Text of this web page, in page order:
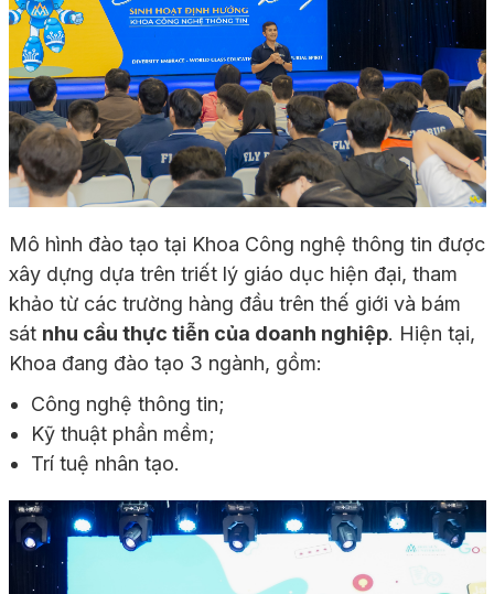
Mô hình đào tạo tại Khoa Công nghệ thông tin được
xây dựng dựa trên triết lý giáo dục hiện đại, tham
khảo từ các trường hàng đầu trên thế giới và bám
sát nhu cầu thực tiễn của doanh nghiệp. Hiện tại,
Khoa đang đào tạo 3 ngành, gồm:
Công nghệ thông tin;
Kỹ thuật phần mềm;
Trí tuệ nhân tạo.